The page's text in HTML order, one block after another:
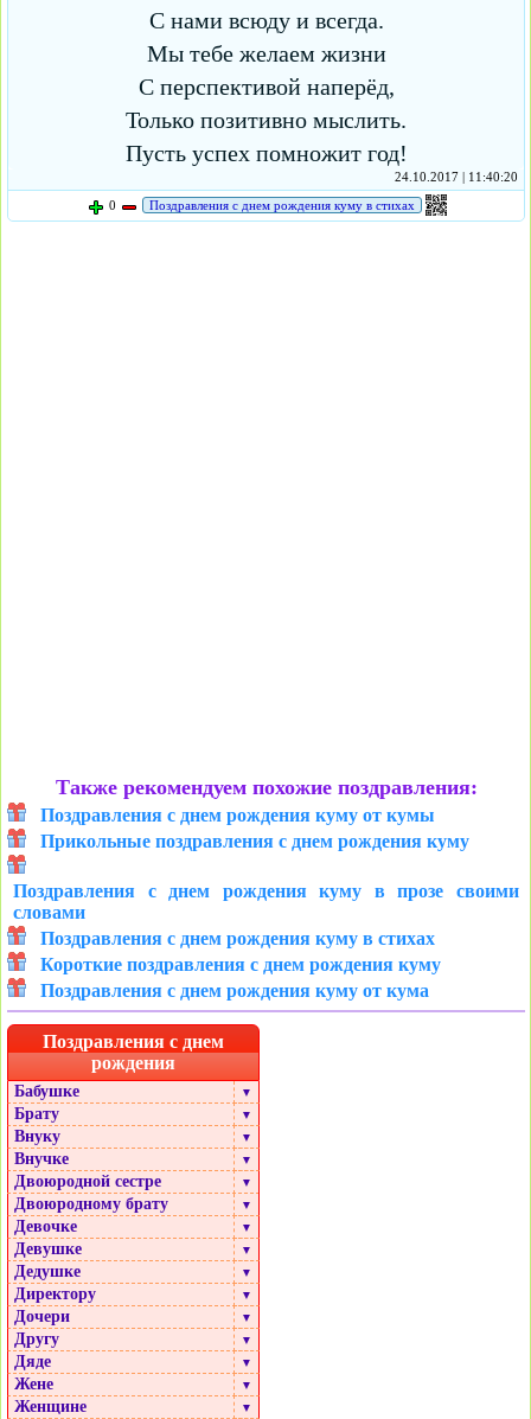
С нами всюду и всегда.
Мы тебе желаем жизни
С перспективой наперёд,
Только позитивно мыслить.
Пусть успех помножит год!
24.10.2017 | 11:40:20
0
Поздравления с днем рождения куму в стихах
Также рекомендуем похожие поздравления:
Поздравления с днем рождения куму от кумы
Прикольные поздравления с днем рождения куму
Поздравления с днем рождения куму в прозе своими
словами
Поздравления с днем рождения куму в стихах
Короткие поздравления с днем рождения куму
Поздравления с днем рождения куму от кума
Поздравления с днем
рождения
Бабушке ▼
Брату ▼
Внуку ▼
Внучке ▼
Двоюродной сестре ▼
Двоюродному брату ▼
Девочке ▼
Девушке ▼
Дедушке ▼
Директору ▼
Дочери ▼
Другу ▼
Дяде ▼
Жене ▼
Женщине ▼